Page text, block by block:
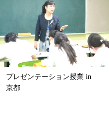
プレゼンテーション授業 in
京都